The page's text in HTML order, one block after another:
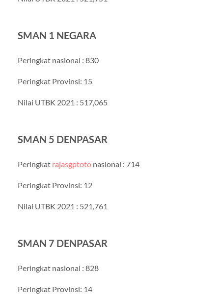
SMAN 1 NEGARA
Peringkat nasional : 830
Peringkat Provinsi: 15
Nilai UTBK 2021 : 517,065
SMAN 5 DENPASAR
Peringkat rajasgptotonasional : 714
Peringkat Provinsi: 12
Nilai UTBK 2021 : 521,761
SMAN 7 DENPASAR
Peringkat nasional : 828
Peringkat Provinsi: 14